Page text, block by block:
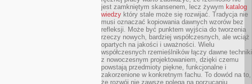
jest zamkniętym skansenem, lecz żywym katalog
wiedzy który stale może się rozwijać. Tradycja nie
musi oznaczać kopiowania dawnych wzorów bez
refleksji. Może być punktem wyjścia do tworzenia
rzeczy nowych, bardziej współczesnych, ale wciąż
opartych na jakości i uważności. Wielu
współczesnych rzemieślników łączy dawne techniki
z nowoczesnym projektowaniem, dzięki czemu
powstają przedmioty piękne, funkcjonalne i
zakorzenione w konkretnym fachu. To dowód na to,
że rozwój nie zawsze polega na porzucaniu